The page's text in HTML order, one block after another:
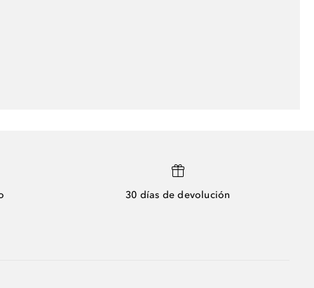
30 días de devolución